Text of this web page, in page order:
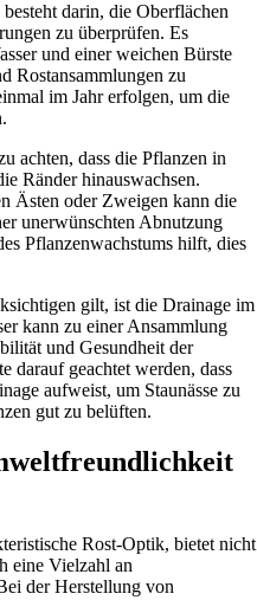
darin, die Oberflächen
zu überprüfen. Es
und einer weichen Bürste
Rostansammlungen zu
im Jahr erfolgen, um die
achten, dass die Pflanzen in
Ränder hinauswachsen.
Ästen oder Zweigen kann die
unerwünschten Abnutzung
Pflanzenwachstums hilft, dies
gilt, ist die Drainage im
kann zu einer Ansammlung
und Gesundheit der
darauf geachtet werden, dass
aufweist, um Staunässe zu
gut zu belüften.
Rost-Optik, bietet nicht
eine Vielzahl an
der Herstellung von